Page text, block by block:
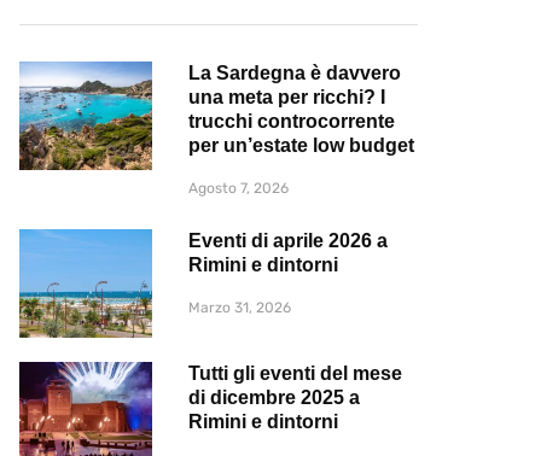
La Sardegna è davvero
una meta per ricchi? I
trucchi controcorrente
per un’estate low budget
Agosto 7, 2026
Eventi di aprile 2026 a
Rimini e dintorni
Marzo 31, 2026
Tutti gli eventi del mese
di dicembre 2025 a
Rimini e dintorni